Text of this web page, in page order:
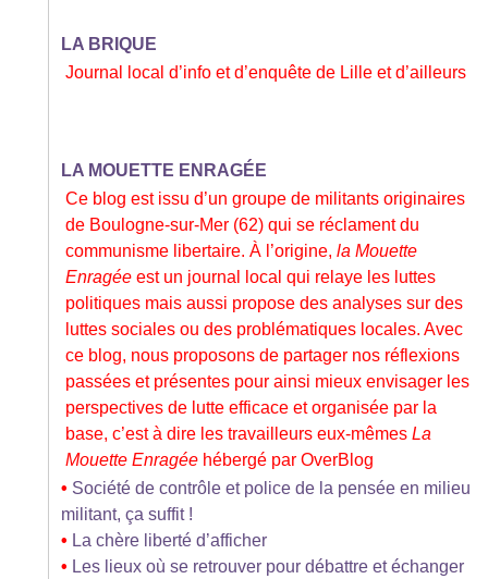
LA BRIQUE
Journal local d’info et d’enquête de Lille et d’ailleurs
LA MOUETTE ENRAGÉE
Ce blog est issu d’un groupe de militants originaires
de Boulogne-sur-Mer (62) qui se réclament du
communisme libertaire. À l’origine,la Mouette
Enragée est un journal local qui relaye les luttes
politiques mais aussi propose des analyses sur des
luttes sociales ou des problématiques locales. Avec
ce blog, nous proposons de partager nos réflexions
passées et présentes pour ainsi mieux envisager les
perspectives de lutte efficace et organisée par la
base, c’est à dire les travailleurs eux-mêmesLa
Mouette Enragée hébergé par OverBlog
• Société de contrôle et police de la pensée en milieu
militant, ça suffit !
• La chère liberté d’afficher
• Les lieux où se retrouver pour débattre et échanger